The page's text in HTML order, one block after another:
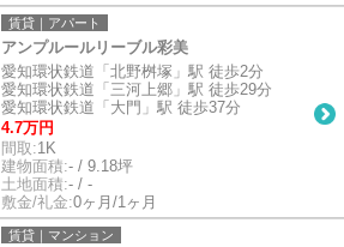
賃貸｜アパート
アンプルールリーブル彩美
愛知環状鉄道「北野桝塚」駅 徒歩2分
愛知環状鉄道「三河上郷」駅 徒歩29分
愛知環状鉄道「大門」駅 徒歩37分
4.7万円
間取:1K
建物面積:- / 9.18坪
土地面積:- / -
敷金/礼金:0ヶ月/1ヶ月
賃貸｜マンション